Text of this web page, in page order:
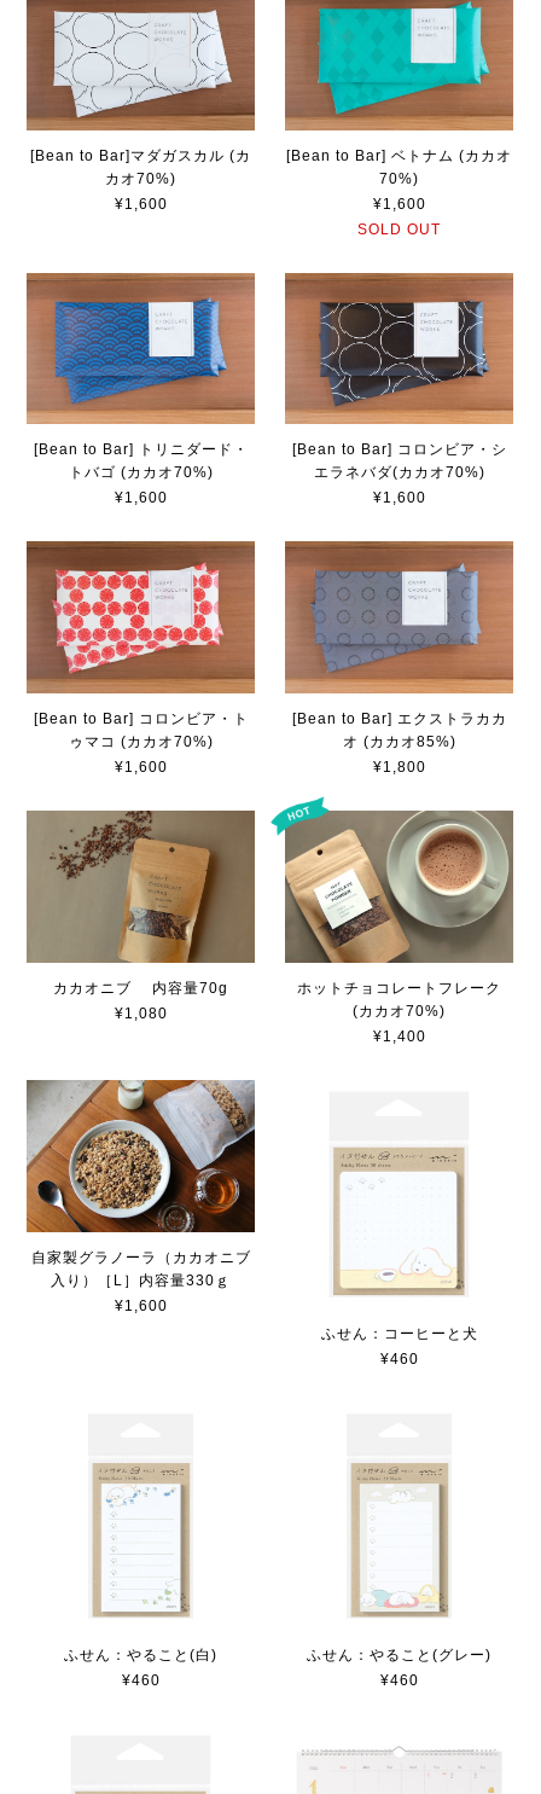
[Bean to Bar]マダガスカル (カ
カオ70%)
¥1,600
[Bean to Bar] ベトナム (カカオ
70%)
¥1,600
SOLD OUT
[Bean to Bar] トリニダード・
トバゴ (カカオ70%)
¥1,600
[Bean to Bar] コロンビア・シ
エラネバダ(カカオ70%)
¥1,600
[Bean to Bar] コロンビア・ト
ゥマコ (カカオ70%)
¥1,600
[Bean to Bar] エクストラカカ
オ (カカオ85%)
¥1,800
カカオニブ 内容量70g
¥1,080
ホットチョコレートフレーク
(カカオ70%)
¥1,400
自家製グラノーラ（カカオニブ
入り）［L］内容量330ｇ
¥1,600
ふせん：コーヒーと犬
¥460
ふせん：やること(白)
¥460
ふせん：やること(グレー)
¥460